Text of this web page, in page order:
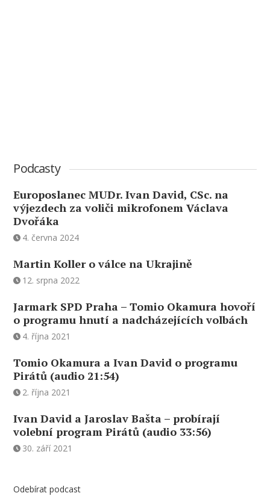
Podcasty
Europoslanec MUDr. Ivan David, CSc. na
výjezdech za voliči mikrofonem Václava
Dvořáka
4. června 2024
Martin Koller o válce na Ukrajině
12. srpna 2022
Jarmark SPD Praha – Tomio Okamura hovoří
o programu hnutí a nadcházejících volbách
4. října 2021
Tomio Okamura a Ivan David o programu
Pirátů (audio 21:54)
2. října 2021
Ivan David a Jaroslav Bašta – probírají
volební program Pirátů (audio 33:56)
30. září 2021
Odebírat podcast